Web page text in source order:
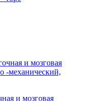
и мозговая